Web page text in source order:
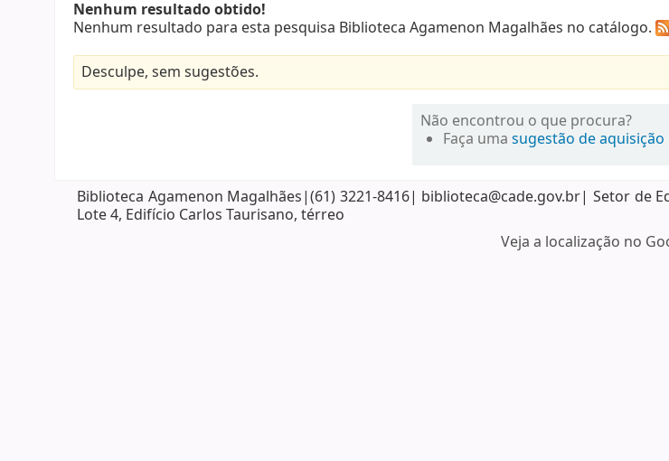
Nenhum resultado obtido!
Nenhum resultado para esta pesquisa Biblioteca Agamenon Magalhães no catálogo.
Desculpe, sem sugestões.
Não encontrou o que procura?
Faça umasugestão de aquisição
Biblioteca Agamenon Magalhães|(61) 3221-8416| biblioteca@cade.gov.br| Setor de
Lote 4, Edifício Carlos Taurisano, térreo
Veja a localização no